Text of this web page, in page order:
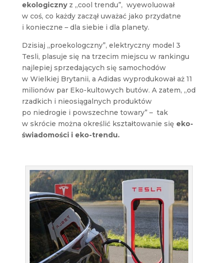
ekologicznyz „cool trendu”, wyewoluował
w coś, co każdy zaczął uważać jako przydatne
i konieczne – dla siebie i dla planety.
Dzisiaj „proekologczny”, elektryczny model 3
Tesli, plasuje się na trzecim miejscu w rankingu
najlepiej sprzedających się samochodów
w Wielkiej Brytanii, a Adidas wyprodukował aż 11
milionów par Eko-kultowych butów. A zatem, „od
rzadkich i nieosiągalnych produktów
po niedrogie i powszechne towary” – tak
w skrócie można określić kształtowanie się eko-
świadomości i eko-trendu.